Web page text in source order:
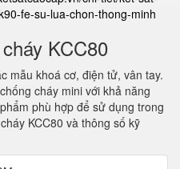
fe-su-lua-chon-thong-minh
KCC80
mẫu khoá cơ, điện tử, vân tay.
cháy mini với khả năng
phù hợp để sử dụng trong
KCC80 và thông số kỹ